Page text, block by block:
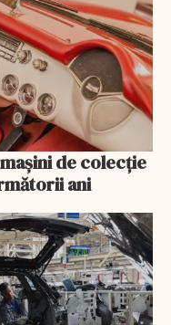
de colecție
ani